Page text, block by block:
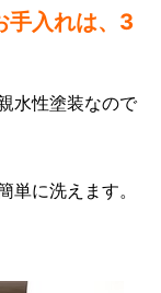
手入れは、3
水性塗装なので
単に洗えます。